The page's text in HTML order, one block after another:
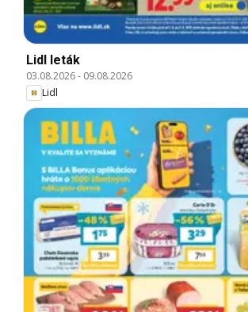
Lidl leták
03.08.2026- 09.08.2026
Lidl